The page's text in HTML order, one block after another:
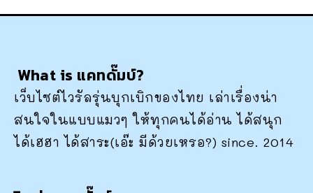
What is แคทดั๊มบ์?
เว็บไซต์ไวรัลรุ่นบุกเบิกของไทย เล่าเรื่องน่า
สนใจในแบบแมวๆ ให้ทุกคนได้อ่าน ได้สนุก
ได้เฮฮา ได้สาระ(เอ๊ะ มีด้วยเหรอ?) since. 2014